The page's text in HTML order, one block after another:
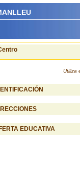
Utiliza
EDUCATIVA